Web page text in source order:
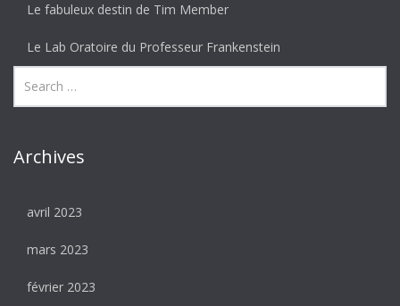
Le fabuleux destin de Tim Member
Le Lab Oratoire du Professeur Frankenstein
Archives
avril 2023
mars 2023
février 2023